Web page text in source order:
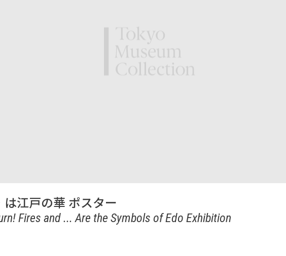
江戸の華 ポスター
Fires and ... Are the Symbols of Edo Exhibition